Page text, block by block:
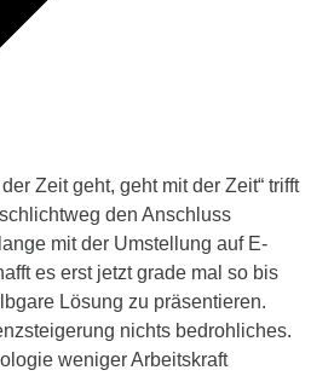
Zeit geht, geht mit der Zeit“ trifft
den Anschluss
mit der Umstellung auf E-
es erst jetzt grade mal so bis
Lösung zu präsentieren.
nichts bedrohliches.
weniger Arbeitskraft